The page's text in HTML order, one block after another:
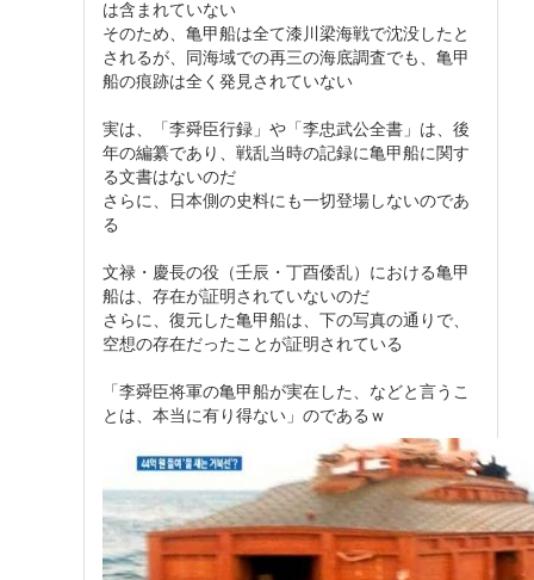
は含まれていない
そのため、亀甲船は全て漆川梁海戦で沈没したと
されるが、同海域での再三の海底調査でも、亀甲
船の痕跡は全く発見されていない
実は、「李舜臣行録」や「李忠武公全書」は、後
年の編纂であり、戦乱当時の記録に亀甲船に関す
る文書はないのだ
さらに、日本側の史料にも一切登場しないのであ
る
文禄・慶長の役（壬辰・丁酉倭乱）における亀甲
船は、存在が証明されていないのだ
さらに、復元した亀甲船は、下の写真の通りで、
空想の存在だったことが証明されている
「李舜臣将軍の亀甲船が実在した、などと言うこ
とは、本当に有り得ない」のであるｗ